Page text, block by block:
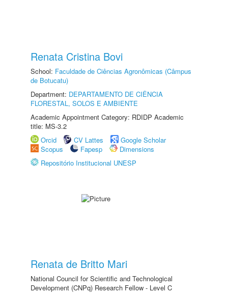
Renata Cristina Bovi
School: Faculdade de Ciências Agronômicas (Câmpus
de Botucatu)
Department: DEPARTAMENTO DE CIÊNCIA
FLORESTAL, SOLOS E AMBIENTE
Academic Appointment Category: RDIDP Academic
title: MS-3.2
Orcid
CV Lattes
Google Scholar
Scopus
Fapesp
Dimensions
Repositório Institucional UNESP
Renata de Britto Mari
National Council for Scientific and Technological
Development (CNPq) Research Fellow - Level C